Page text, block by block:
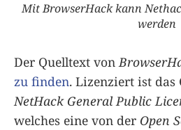
Mit BrowserHack kann
werden
Der Quelltext von
zu finden. Lizenziert ist das
NetHack General Public
welches eine von der Open